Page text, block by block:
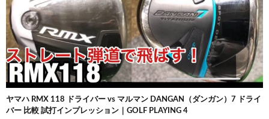
ヤマハ RMX 118 ドライバー vs マルマン DANGAN（ダンガン）7 ドライ
バー 比較 試打インプレッション｜GOLF PLAYING 4